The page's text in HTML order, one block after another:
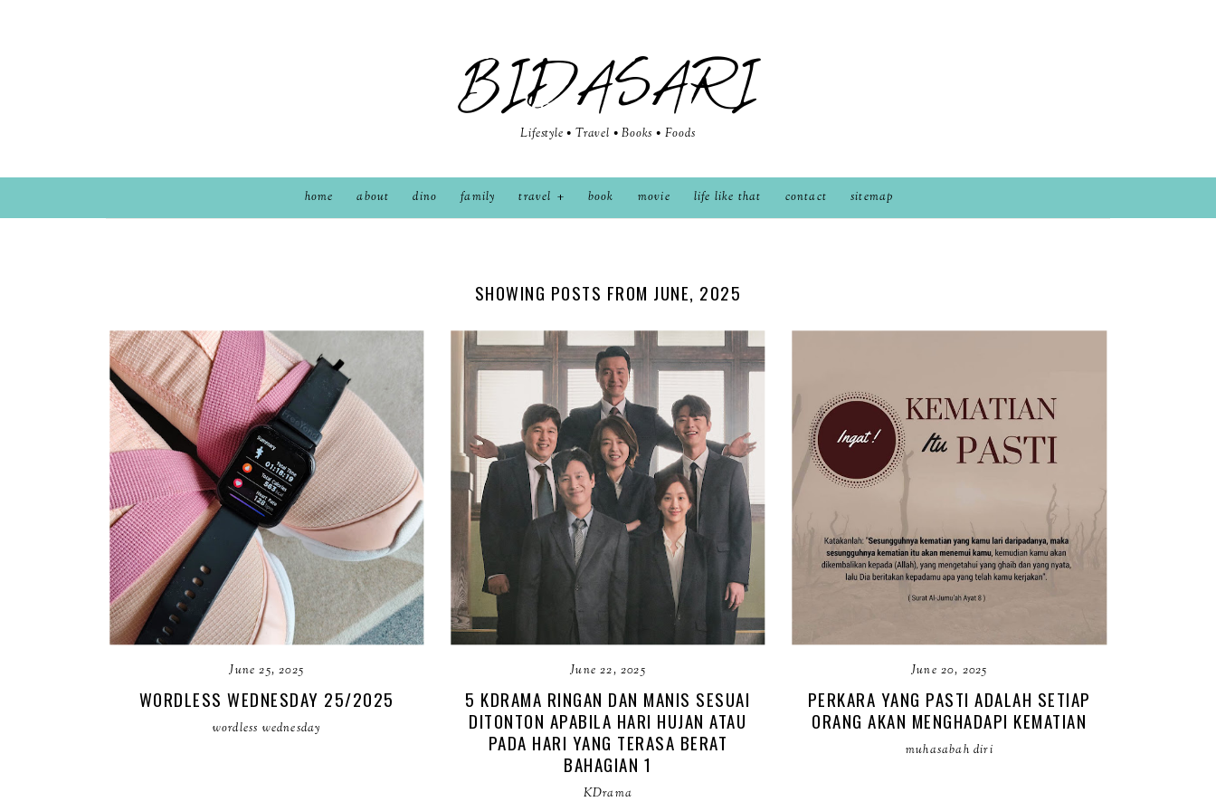
BIDASARI
Lifestyle • Travel • Books • Foods
home about dino family travel book movie life like that contact sitemap
SHOWING POSTS FROM JUNE, 2025
June 25, 2025
WORDLESS WEDNESDAY 25/2025
wordless wednesday
June 22, 2025
5 KDRAMA RINGAN DAN MANIS SESUAI
DITONTON APABILA HARI HUJAN ATAU
PADA HARI YANG TERASA BERAT
BAHAGIAN 1
KDrama
June 20, 2025
PERKARA YANG PASTI ADALAH SETIAP
ORANG AKAN MENGHADAPI KEMATIAN
muhasabah diri